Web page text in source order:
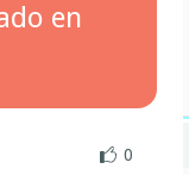
en
0